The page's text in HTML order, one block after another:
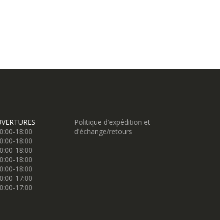
18:00
18:00
18:00
18:00
18:00
17:00
17:00
Politique d'expédition et
d'échange/retours